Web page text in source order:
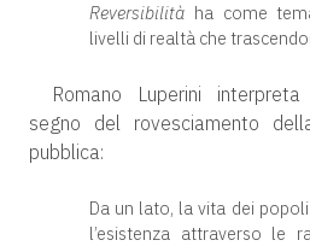
Reversibilità ha come
livelli di realtà che
Romano Luperini
segno del rovesciamento
pubblica:
Da un lato, la vita dei
l’esistenza attraverso le